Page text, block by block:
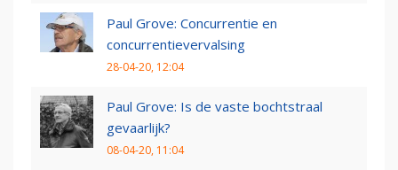
Paul Grove: Concurrentie en
concurrentievervalsing
28-04-20, 12:04
Paul Grove: Is de vaste bochtstraal
gevaarlijk?
08-04-20, 11:04